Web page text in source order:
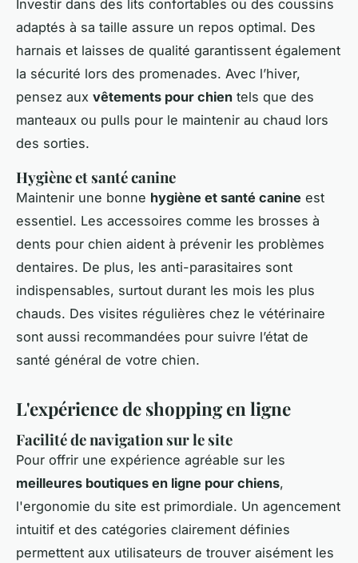
Investir dans des lits confortables ou des coussins
adaptés à sa taille assure un repos optimal. Des
harnais et laisses de qualité garantissent également
la sécurité lors des promenades. Avec l’hiver,
pensez aux vêtements pour chien tels que des
manteaux ou pulls pour le maintenir au chaud lors
des sorties.
Hygiène et santé canine
Maintenir une bonne hygiène et santé canine est
essentiel. Les accessoires comme les brosses à
dents pour chien aident à prévenir les problèmes
dentaires. De plus, les anti-parasitaires sont
indispensables, surtout durant les mois les plus
chauds. Des visites régulières chez le vétérinaire
sont aussi recommandées pour suivre l’état de
santé général de votre chien.
L'expérience de shopping en ligne
Facilité de navigation sur le site
Pour offrir une expérience agréable sur les
meilleures boutiques en ligne pour chiens,
l'ergonomie du site est primordiale. Un agencement
intuitif et des catégories clairement définies
permettent aux utilisateurs de trouver aisément les